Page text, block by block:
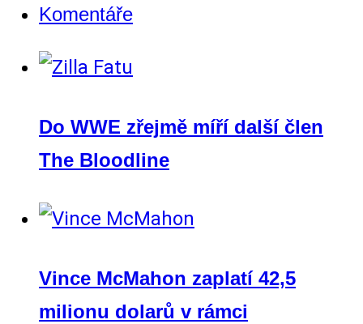
Komentáře
Do WWE zřejmě míří další člen
The Bloodline
Vince McMahon zaplatí 42,5
milionu dolarů v rámci